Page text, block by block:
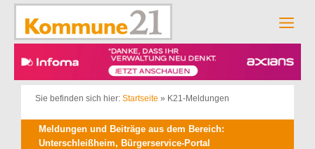
Zum
springen
Sie befinden sich hier: Startseite » K21-Meldungen
Meldungen und Beiträge aus dem Bereich:
Unterschleißheim, Bürgerservice-Portal